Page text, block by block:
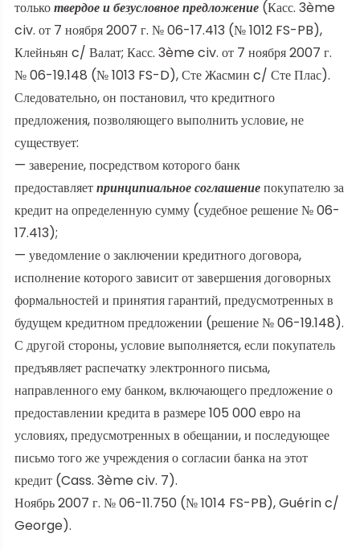
толькотвердое и безусловное предложение (Касс. 3ème
civ. от 7 ноября 2007 г. № 06-17.413 (№ 1012 FS-PB),
Клейньян c/ Валат; Касс. 3ème civ. от 7 ноября 2007 г.
№ 06-19.148 (№ 1013 FS-D), Сте Жасмин c/ Сте Плас).
Следовательно, он постановил, что кредитного
предложения, позволяющего выполнить условие, не
существует:
— заверение, посредством которого банк
предоставляетпринципиальное соглашениепокупателю за
кредит на определенную сумму (судебное решение № 06-
17.413);
— уведомление о заключении кредитного договора,
исполнение которого зависит от завершения договорных
формальностей и принятия гарантий, предусмотренных в
будущем кредитном предложении (решение № 06-19.148).
С другой стороны, условие выполняется, если покупатель
предъявляет распечатку электронного письма,
направленного ему банком, включающего предложение о
предоставлении кредита в размере 105 000 евро на
условиях, предусмотренных в обещании, и последующее
письмо того же учреждения о согласии банка на этот
кредит (Cass. 3ème civ. 7).
Ноябрь 2007 г. № 06-11.750 (№ 1014 FS-PB), Guérin c/
George).